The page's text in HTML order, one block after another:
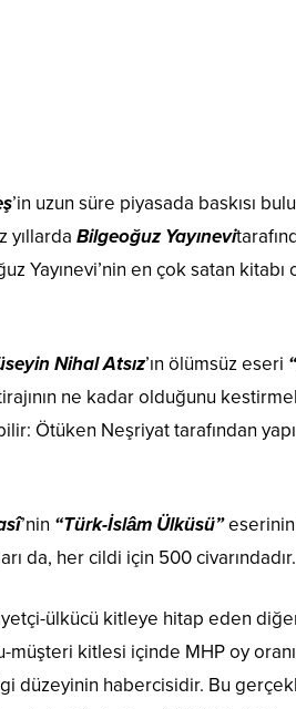
’in uzun süre piyasada baskısı
yıllarda Bilgeoğuz Yayınevi
Yayınevi’nin en çok satan kitabı
Nihal Atsız’ın ölümsüz eseri
ne kadar olduğunu
Ötüken Neşriyat tarafından
’nin “Türk-İslâm Ülküsü”eserinin
da, her cildi için 500 civarındadır.
ülkücü kitleye hitap eden
kitlesi içinde MHP oy
düzeyinin habercisidir. Bu